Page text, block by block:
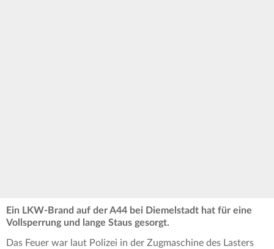
Ein LKW-Brand auf der A44 bei Diemelstadt hat für eine
Vollsperrung und lange Staus gesorgt.
Das Feuer war laut Polizei in der Zugmaschine des Lasters